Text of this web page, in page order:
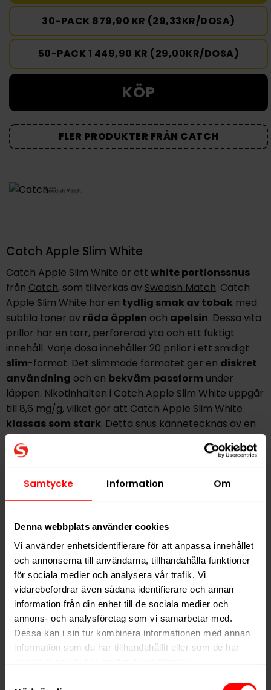
Samtycke Information Om
Denna webbplats använder cookies
Vi använder enhetsidentifierare för att anpassa innehållet
och annonserna till användarna, tillhandahålla funktioner
för sociala medier och analysera vår trafik. Vi
vidarebefordrar även sådana identifierare och annan
information från din enhet till de sociala medier och
annons- och analysföretag som vi samarbetar med.
Dessa kan i sin tur kombinera informationen med annan
information som du har tillhandahållit eller som de har
30-PACK 879,90 KR (29,33KR/DOSA)
50-PACK 1 449,90 KR (29,00KR/DOSA)
KÖP
FLER PRODUKTER FRÅN CATCH
Catch Apple Slim White
Catch Apple Slim White är ett white portionssnus
från Catch, som tillverkas av Swedish Match. Catch
Apple Slim White har en tydlig smak av tobakmed
subtila toner av röda äpplen och apelsin. Dessa vita
prillor har en torr, perforerad yta och ett fuktigt
innehåll. Varje dosa innehåller 20 prillor i ett smidigt
slim-format. Det slimmade formatet ger en diskret
användning och en bekväm passform under
läppen. Nikotinhalten i Catch Apple Slim White uppgår
till 8,6 mg/g, vilket gör att Catch Apple Slim White
klassas som stark. Detta snus kännetecknas av en
längre och mer diskret frisättning av smak och nikotin
jämfört med originalportioner. Swedish Match är en
Alla produkter med smakenFrukt,
PRODUKTINFORMATION
Typ
White Portion
Format
Slim
Styrka
Normal